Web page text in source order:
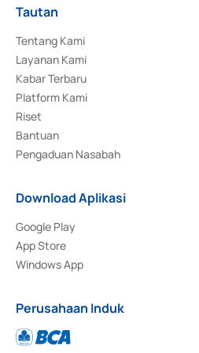
Tautan
Tentang Kami
Layanan Kami
Kabar Terbaru
Platform Kami
Riset
Bantuan
Pengaduan Nasabah
Download Aplikasi
Google Play
App Store
Windows App
Perusahaan Induk